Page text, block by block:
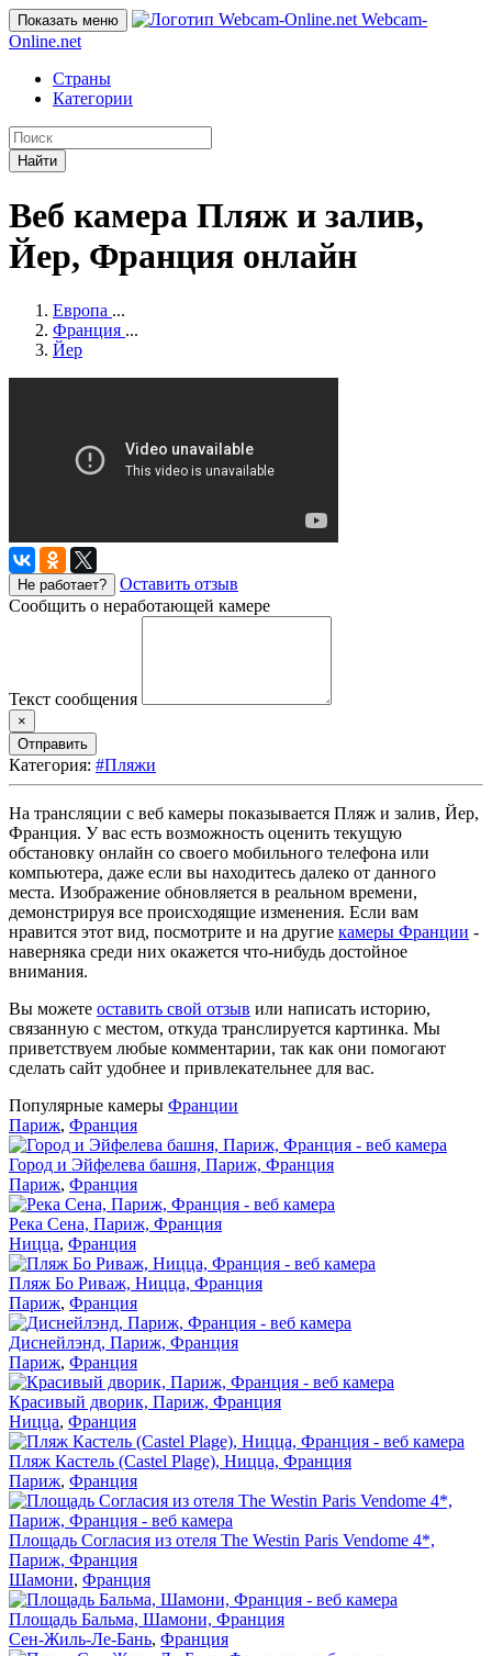
Показать меню
Webcam-
Online.net
Страны
Категории
Найти
Веб камера Пляж и залив,
Йер, Франция онлайн
Европа ...
Франция ...
Йер
Не работает?
Оставить отзыв
Сообщить о неработающей камере
Текст сообщения
×
Отправить
Категория: #Пляжи
На трансляции с веб камеры показывается Пляж и залив, Йер,
Франция. У вас есть возможность оценить текущую
обстановку онлайн со своего мобильного телефона или
компьютера, даже если вы находитесь далеко от данного
места. Изображение обновляется в реальном времени,
демонстрируя все происходящие изменения. Если вам
нравится этот вид, посмотрите и на другие камеры Франции -
наверняка среди них окажется что-нибудь достойное
внимания.
Вы можете оставить свой отзыв или написать историю,
связанную с местом, откуда транслируется картинка. Мы
приветствуем любые комментарии, так как они помогают
сделать сайт удобнее и привлекательнее для вас.
Популярные камеры Франции
Париж, Франция
Город и Эйфелева башня, Париж, Франция
Париж, Франция
Река Сена, Париж, Франция
Ницца, Франция
Пляж Бо Риваж, Ницца, Франция
Париж, Франция
Диснейлэнд, Париж, Франция
Париж, Франция
Красивый дворик, Париж, Франция
Ницца, Франция
Пляж Кастель (Castel Plage), Ницца, Франция
Париж, Франция
Площадь Согласия из отеля The Westin Paris Vendome 4*,
Париж, Франция
Шамони, Франция
Площадь Бальма, Шамони, Франция
Сен-Жиль-Ле-Бань, Франция